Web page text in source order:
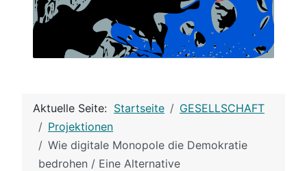
Aktuelle Seite: Startseite
GESELLSCHAFT
Projektionen
Wie digitale Monopole die Demokratie
bedrohen / Eine Alternative